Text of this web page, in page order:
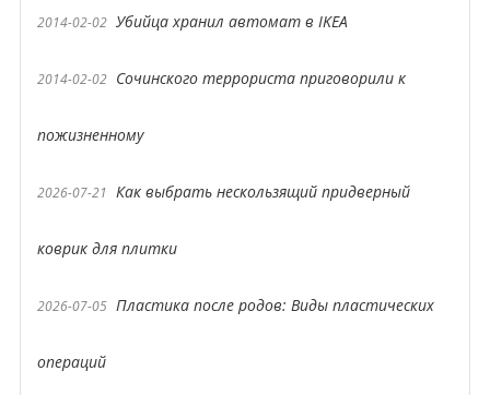
2014-02-02 Убийца хранил автомат в IKEA
2014-02-02 Сочинского террориста приговорили к
пожизненному
2026-07-21 Как выбрать нескользящий придверный
коврик для плитки
2026-07-05 Пластика после родов: Виды пластических
операций